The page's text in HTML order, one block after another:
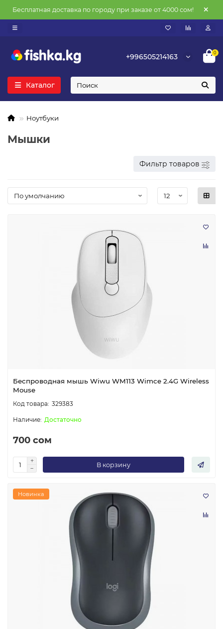
Бесплатная доставка по городу при заказе от 4000 сом!
+996505214163 0
Каталог
Ноутбуки
Мышки
Фильтр товаров
Беcпроводная мышь Wiwu WM113 Wimce 2.4G Wireless
Mouse
329383
Достаточно
700 сом
В корзину
Новинка